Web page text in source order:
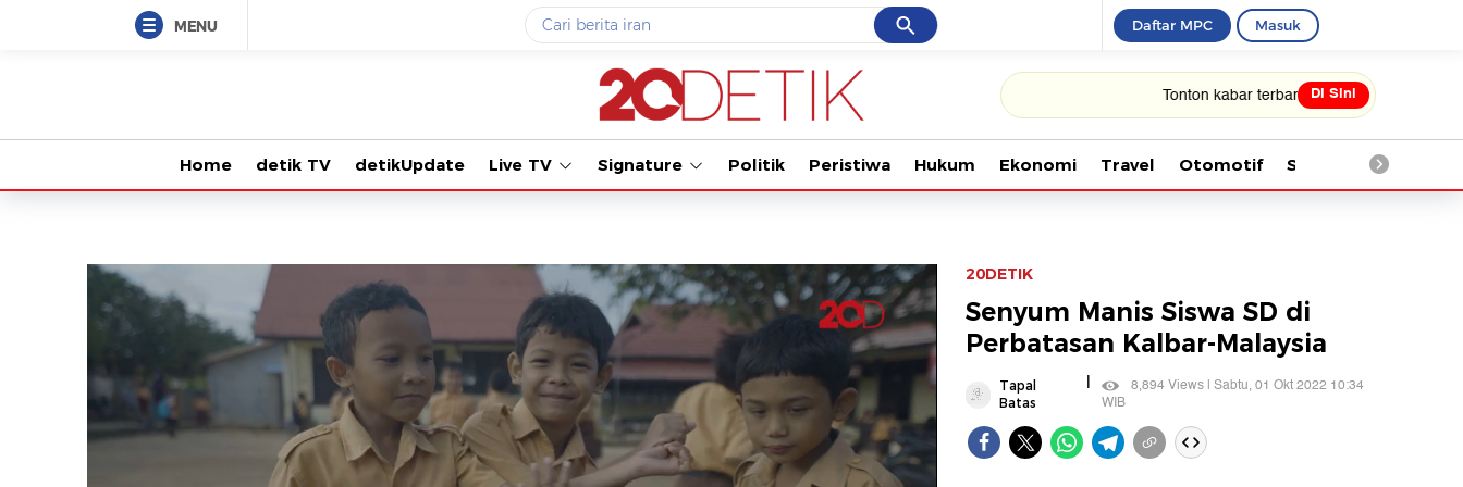
MENU Cancel
Yang sedang ramai dicari
gempa hari ini
#3prabowo
#5demo
Promoted
Terakhir yang dicari
Loading...
Daftar MPC Masuk
Tonton kabar terbaru PIALA DUNIA 2026
Di Sini
Home detik TV detikUpdate Live TV Signature Politik Peristiwa Hukum Ekonomi Travel Otomotif Saintek
20DETIK
Senyum Manis Siswa SD di
Perbatasan Kalbar-Malaysia
Tapal
Batas
|
8,894 Views | Sabtu, 01 Okt 2022 10:34
WIB